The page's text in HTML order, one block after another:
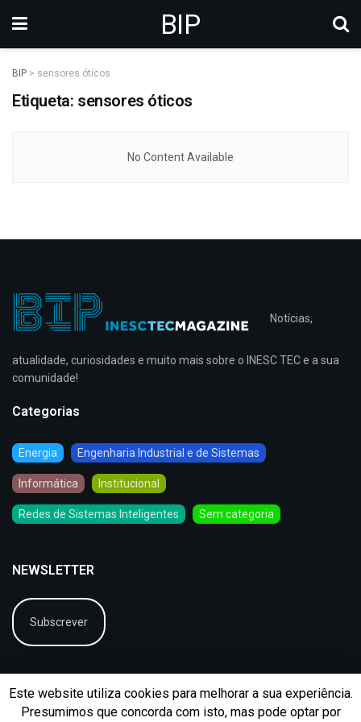
BIP
BIP > sensores óticos
Etiqueta: sensores óticos
No Content Available
Notícias,
atualidade, curiosidades e muito mais sobre o INESC TEC e a sua
comunidade!
Categorias
Energia Engenharia Industrial e de Sistemas
Informática Institucional
Redes de Sistemas Inteligentes Sem categoria
NEWSLETTER
Subscrever
Este website utiliza cookies para melhorar a sua experiência.
Presumimos que concorda com isto, mas pode optar por